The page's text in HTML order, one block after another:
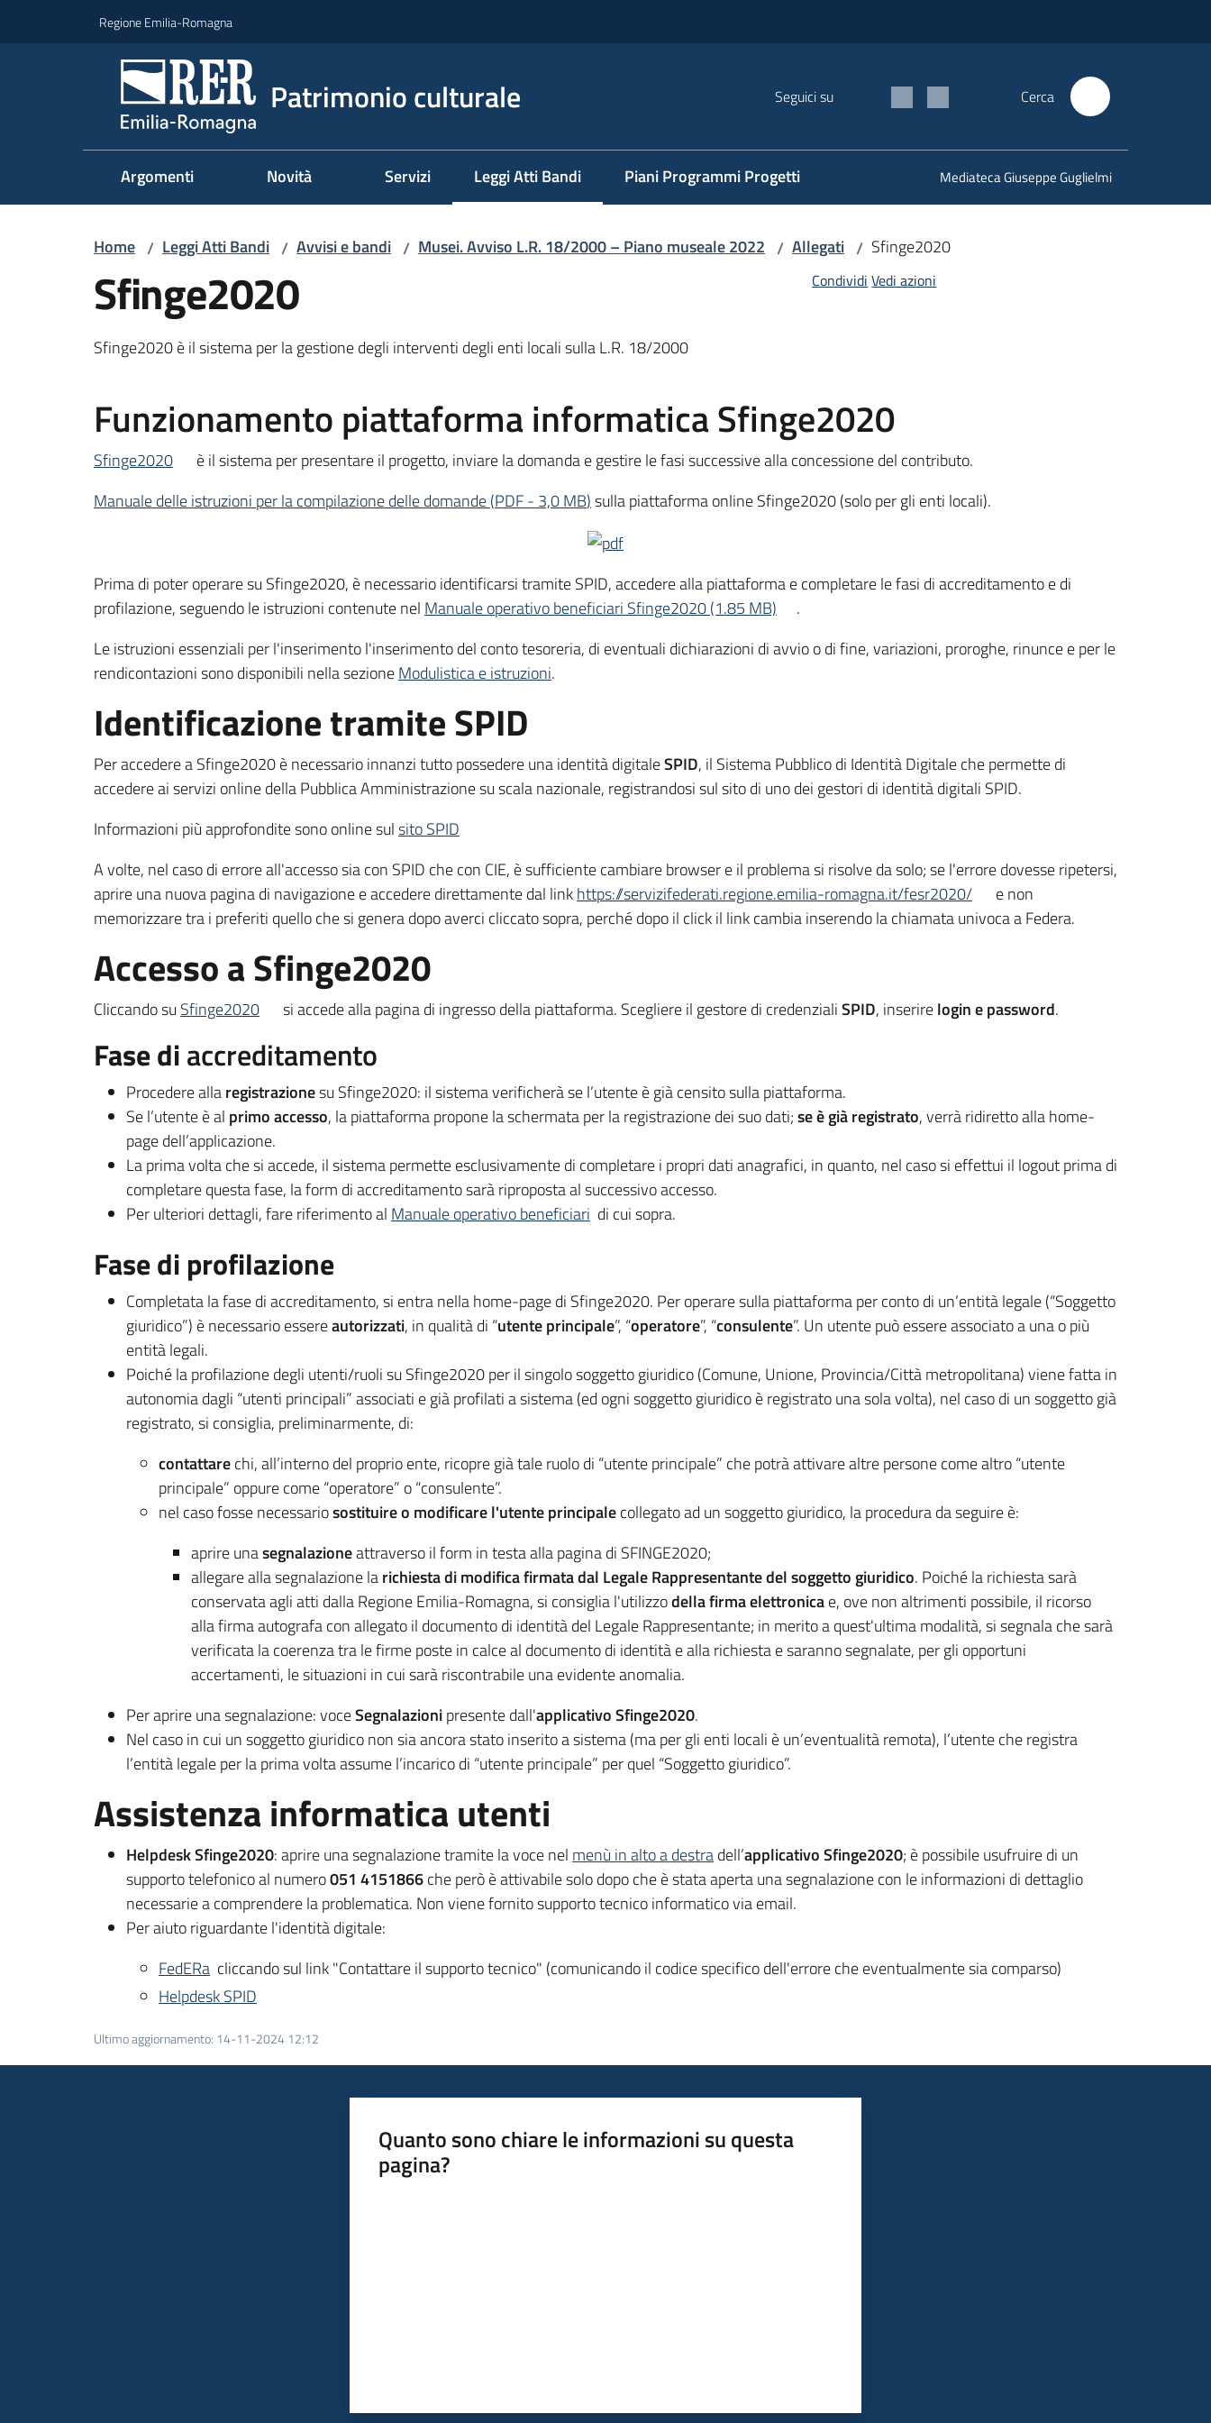
Regione Emilia-Romagna
Patrimonio culturale Seguici su Cerca
Argomenti Novità Servizi Leggi Atti Bandi
Menu selezionato Piani Programmi Progetti Mediateca Giuseppe Guglielmi
Home / Leggi Atti Bandi / Avvisi e bandi / Musei. Avviso L.R. 18/2000 – Piano museale 2022 / Allegati / Sfinge2020
Sfinge2020
Sfinge2020 è il sistema per la gestione degli interventi degli enti locali sulla L.R. 18/2000
Condividi Vedi azioni
Funzionamento piattaforma informatica Sfinge2020
Sfinge2020
è il sistema per presentare il progetto, inviare la domanda e gestire le fasi successive alla concessione del contributo.
Manuale delle istruzioni per la compilazione delle domande(PDF- 3,0 MB)sulla piattaforma online Sfinge2020 (solo per gli enti locali).
Prima di poter operare su Sfinge2020, è necessario identificarsi tramite SPID, accedere alla piattaforma e completare le fasi di accreditamento e di
profilazione, seguendo le istruzioni contenute nel Manuale operativo beneficiari Sfinge2020 (1.85 MB)
.
Le istruzioni essenziali per l'inserimento l'inserimento del conto tesoreria, di eventuali dichiarazioni di avvio o di fine, variazioni, proroghe, rinunce e per le
rendicontazioni sono disponibili nella sezioneModulistica e istruzioni.
Identificazione tramite SPID
Per accedere a Sfinge2020 è necessario innanzi tutto possedere una identità digitaleSPID, il Sistema Pubblico di Identità Digitale che permette di
accedere ai servizi online della Pubblica Amministrazione su scala nazionale, registrandosi sul sito di uno dei gestori di identità digitali SPID.
Informazioni più approfondite sono online sulsito SPID
A volte, nel caso di errore all'accesso sia con SPID che con CIE, è sufficiente cambiare browser e il problema si risolve da solo; se l'errore dovesse ripetersi,
aprire una nuova pagina di navigazione e accedere direttamente dal linkhttps://servizifederati.regione.emilia-romagna.it/fesr2020/
e non
memorizzare tra i preferiti quello che si genera dopo averci cliccato sopra, perché dopo il click il link cambia inserendo la chiamata univoca a Federa.
Accesso a Sfinge2020
Cliccando su Sfinge2020 si accede alla pagina di ingresso della piattaforma. Scegliere il gestore di credenzialiSPID, inserirelogin e password.
Fase diaccreditamento
Procedere allaregistrazionesu Sfinge2020: il sistema verificherà se l’utente è già censito sulla piattaforma.
Se l’utente è al primo accesso, la piattaforma propone la schermata per la registrazione dei suo dati;se è già registrato, verrà ridiretto alla home-
page dell’applicazione.
La prima volta che si accede, il sistema permette esclusivamente di completare i propri dati anagrafici, in quanto, nel caso si effettui il logout prima di
completare questa fase, la form di accreditamento sarà riproposta al successivo accesso.
Per ulteriori dettagli, fare riferimento al Manuale operativo beneficiari di cui sopra.
Fase di profilazione
Completata la fase di accreditamento, si entra nella home-page di Sfinge2020. Per operare sulla piattaforma per conto di un’entità legale (“Soggetto
giuridico”) è necessario essereautorizzati, in qualità di “utente principale”, “operatore”, “consulente”. Un utente può essere associato a una o più
entità legali.
Poiché la profilazione degli utenti/ruoli su Sfinge2020 per il singolo soggetto giuridico (Comune, Unione, Provincia/Città metropolitana) viene fatta in
autonomia dagli “utenti principali” associati e già profilati a sistema (ed ogni soggetto giuridico è registrato una sola volta), nel caso di un soggetto già
registrato, si consiglia, preliminarmente, di:
contattarechi, all’interno del proprio ente, ricopre già tale ruolo di “utente principale” che potrà attivare altre persone come altro “utente
principale” oppure come “operatore” o “consulente”.
nel caso fosse necessariosostituire o modificare l'utente principalecollegato ad un soggetto giuridico, la procedura da seguire è:
aprire unasegnalazioneattraverso il form in testa alla pagina di SFINGE2020;
allegare alla segnalazione larichiesta di modifica firmata dal Legale Rappresentante del soggetto giuridico. Poiché la richiesta sarà
conservata agli atti dalla Regione Emilia-Romagna, si consiglia l'utilizzodella firma elettronicae, ove non altrimenti possibile, il ricorso
alla firma autografa con allegato il documento di identità del Legale Rappresentante; in merito a quest'ultima modalità, si segnala che sarà
verificata la coerenza tra le firme poste in calce al documento di identità e alla richiesta e saranno segnalate, per gli opportuni
accertamenti, le situazioni in cui sarà riscontrabile una evidente anomalia.
Per aprire una segnalazione: voceSegnalazionipresente dall'applicativo Sfinge2020.
Nel caso in cui un soggetto giuridico non sia ancora stato inserito a sistema (ma per gli enti locali è un’eventualità remota), l’utente che registra
l’entità legale per la prima volta assume l’incarico di “utente principale” per quel “Soggetto giuridico”.
Assistenza informatica utenti
Helpdesk Sfinge2020: aprire una segnalazione tramite la voce nel menù in alto a destradell’applicativo Sfinge2020; è possibile usufruire di un
supporto telefonico al numero051 4151866che però è attivabile solo dopo che è stata aperta una segnalazione con le informazioni di dettaglio
necessarie a comprendere la problematica. Non viene fornito supporto tecnico informatico via email.
Per aiuto riguardante l'identità digitale:
FedERa cliccando sul link "Contattare il supporto tecnico" (comunicando il codice specifico dell'errore che eventualmente sia comparso)
Helpdesk SPID
Ultimo aggiornamento: 14-11-2024 12:12
Quanto sono chiare le informazioni su questa
pagina?